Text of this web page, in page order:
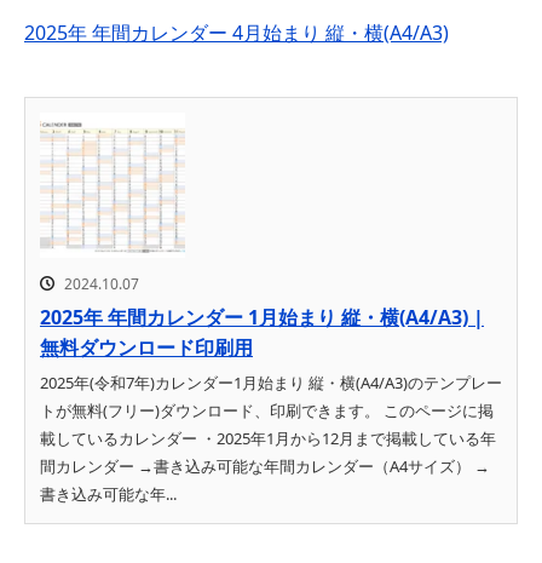
2025年 年間カレンダー 4月始まり 縦・横(A4/A3)
2024.10.07
2025年 年間カレンダー 1月始まり 縦・横(A4/A3) |
無料ダウンロード印刷用
2025年(令和7年)カレンダー1月始まり 縦・横(A4/A3)のテンプレー
トが無料(フリー)ダウンロード、印刷できます。 このページに掲
載しているカレンダー ・2025年1月から12月まで掲載している年
間カレンダー →書き込み可能な年間カレンダー（A4サイズ） →
書き込み可能な年...